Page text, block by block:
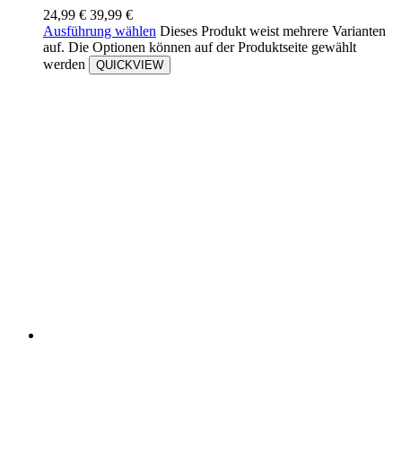
24,99 € 39,99 €
Ausführung wählen Dieses Produkt weist mehrere Varianten
auf. Die Optionen können auf der Produktseite gewählt
werden
QUICKVIEW